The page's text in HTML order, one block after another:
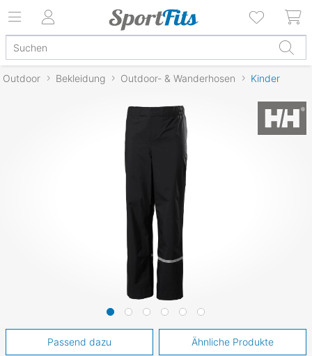
Outdoor Bekleidung Outdoor- & Wanderhosen Kinder
Passend dazu Ähnliche Produkte